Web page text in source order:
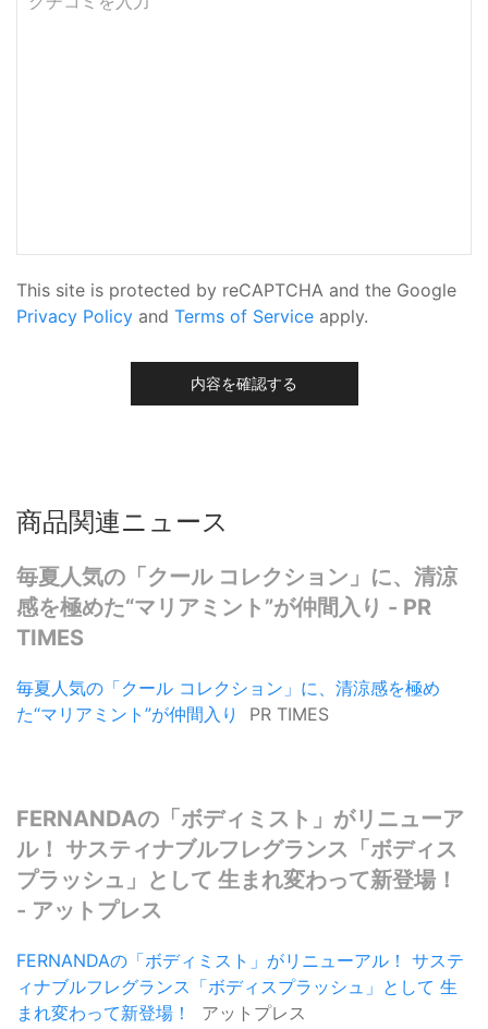
This site is protected by reCAPTCHA and the Google
Privacy Policy and Terms of Service apply.
内容を確認する
商品関連ニュース
毎夏人気の「クール コレクション」に、清涼
感を極めた“マリアミント”が仲間入り - PR
TIMES
毎夏人気の「クール コレクション」に、清涼感を極め
た“マリアミント”が仲間入り
PR TIMES
FERNANDAの「ボディミスト」がリニューア
ル！ サスティナブルフレグランス「ボディス
プラッシュ」として 生まれ変わって新登場！
- アットプレス
FERNANDAの「ボディミスト」がリニューアル！ サステ
ィナブルフレグランス「ボディスプラッシュ」として 生
まれ変わって新登場！
アットプレス